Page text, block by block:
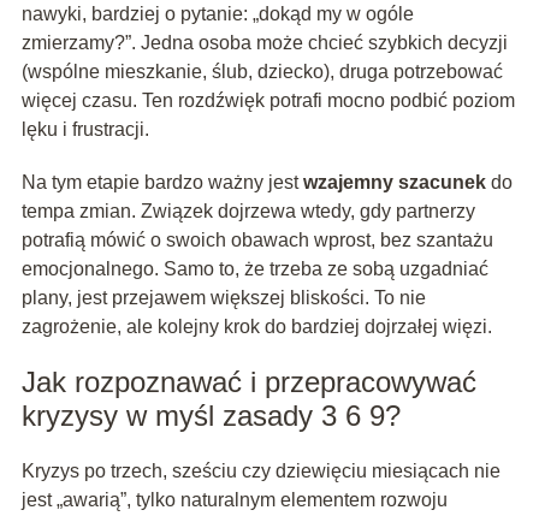
nawyki, bardziej o pytanie: „dokąd my w ogóle
zmierzamy?”. Jedna osoba może chcieć szybkich decyzji
(wspólne mieszkanie, ślub, dziecko), druga potrzebować
więcej czasu. Ten rozdźwięk potrafi mocno podbić poziom
lęku i frustracji.
Na tym etapie bardzo ważny jestwzajemny szacunekdo
tempa zmian. Związek dojrzewa wtedy, gdy partnerzy
potrafią mówić o swoich obawach wprost, bez szantażu
emocjonalnego. Samo to, że trzeba ze sobą uzgadniać
plany, jest przejawem większej bliskości. To nie
zagrożenie, ale kolejny krok do bardziej dojrzałej więzi.
Jak rozpoznawać i przepracowywać
kryzysy w myśl zasady 3 6 9?
Kryzys po trzech, sześciu czy dziewięciu miesiącach nie
jest „awarią”, tylko naturalnym elementem rozwoju